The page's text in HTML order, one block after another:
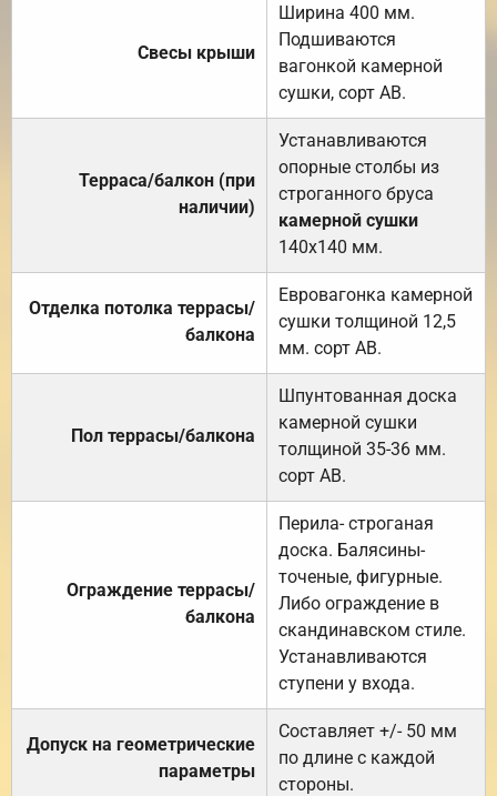
Свесы крыши
Ширина 400 мм.
Подшиваются
вагонкой камерной
сушки, сорт АВ.
Терраса/балкон (при
наличии)
Устанавливаются
опорные столбы из
строганного бруса
камерной сушки
140х140 мм.
Отделка потолка террасы/
балкона
Евровагонка камерной
сушки толщиной 12,5
мм. сорт АВ.
Пол террасы/балкона
Шпунтованная доска
камерной сушки
толщиной 35-36 мм.
сорт АВ.
Ограждение террасы/
балкона
Перила- строганая
доска. Балясины-
точеные, фигурные.
Либо ограждение в
скандинавском стиле.
Устанавливаются
ступени у входа.
Допуск на геометрические
параметры
Составляет +/- 50 мм
по длине с каждой
стороны.